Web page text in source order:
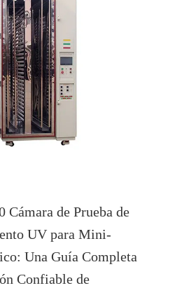
Cámara de Prueba de
UV para Mini-
Una Guía Completa
Confiable de